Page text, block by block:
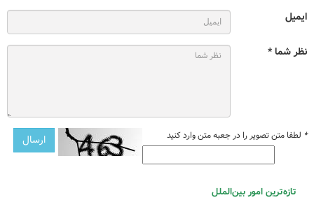
ایمیل
نظر شما *
* لطفا متن تصویر را در جعبه متن وارد کنید
تازه‌ترین امور بین‌الملل